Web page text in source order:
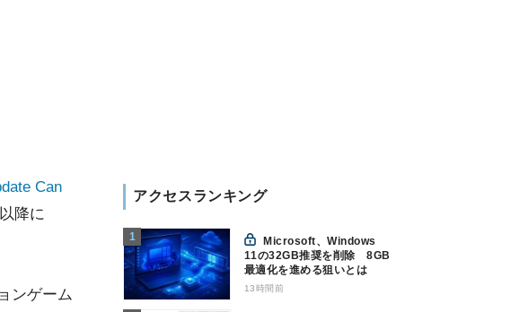
Can
降に
ンゲーム
アクセスランキング
Microsoft、Windows
11の32GB推奨を削除 8GB
最適化を進める狙いとは
13時間前